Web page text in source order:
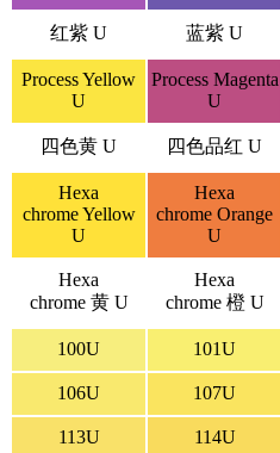
红紫 U 蓝紫 U
Process Yellow
U
Process Magenta
U
四色黄 U 四色品红 U
Hexa
chrome Yellow
U
Hexa
chrome Orange
U
Hexa
chrome 黄 U
Hexa
chrome 橙 U
100U 101U
106U 107U
113U 114U